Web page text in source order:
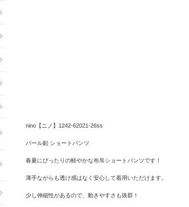
nino【ニノ】1242-62021-26ss
パール釦 ショートパンツ
春夏にぴったりの軽やかな布帛ショートパンツです！
薄手ながらも透け感はなく安心して着用いただけます。
少し伸縮性があるので、動きやすさも抜群！